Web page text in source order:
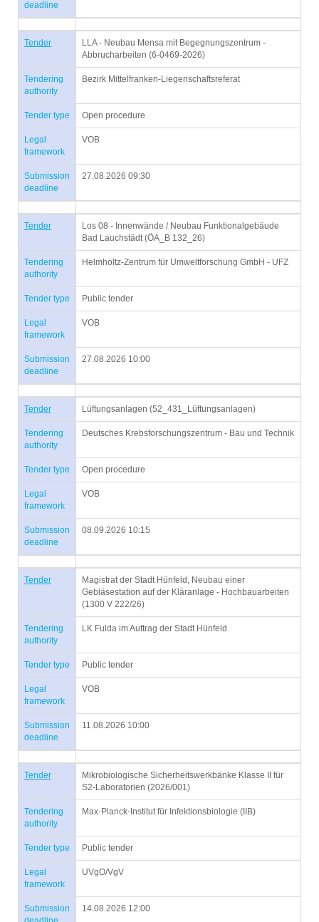
deadline
Tender
LLA - Neubau Mensa mit Begegnungszentrum -
Abbrucharbeiten (6-0469-2026)
Tendering
authority
Bezirk Mittelfranken-Liegenschaftsreferat
Tender type Open procedure
Legal
framework
VOB
Submission
deadline
27.08.2026 09:30
Tender
Los 08 - Innenwände / Neubau Funktionalgebäude
Bad Lauchstädt (ÖA_B 132_26)
Tendering
authority
Helmholtz-Zentrum für Umweltforschung GmbH - UFZ
Tender type Public tender
Legal
framework
VOB
Submission
deadline
27.08.2026 10:00
Tender Lüftungsanlagen (52_431_Lüftungsanlagen)
Tendering
authority
Deutsches Krebsforschungszentrum - Bau und Technik
Tender type Open procedure
Legal
framework
VOB
Submission
deadline
08.09.2026 10:15
Tender
Magistrat der Stadt Hünfeld, Neubau einer
Gebläsestation auf der Kläranlage - Hochbauarbeiten
(1300 V 222/26)
Tendering
authority
LK Fulda im Auftrag der Stadt Hünfeld
Tender type Public tender
Legal
framework
VOB
Submission
deadline
11.08.2026 10:00
Tender
Mikrobiologische Sicherheitswerkbänke Klasse II für
S2-Laboratorien (2026/001)
Tendering
authority
Max-Planck-Institut für Infektionsbiologie (IIB)
Tender type Public tender
Legal
framework
UVgO/VgV
Submission
14.08.2026 12:00